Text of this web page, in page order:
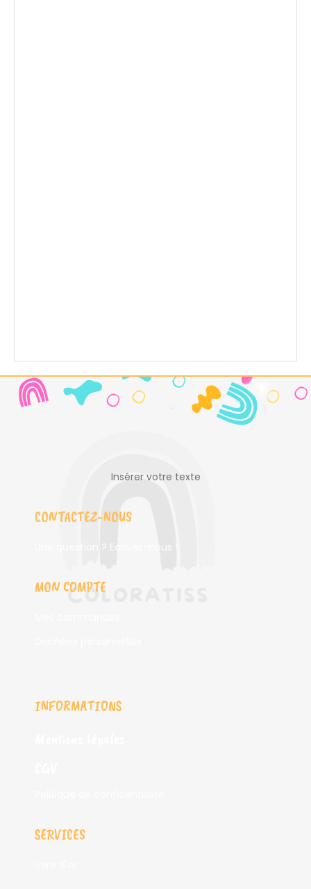
Insérer votre texte
CONTACTEZ-NOUS
Une question ? Ecrivez-nous !
MON COMPTE
INFORMATIONS
SERVICES